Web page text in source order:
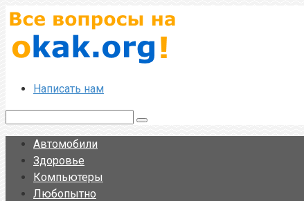
Перейти
к
контенту
Написать нам
Автомобили
Здоровье
Компьютеры
Любопытно